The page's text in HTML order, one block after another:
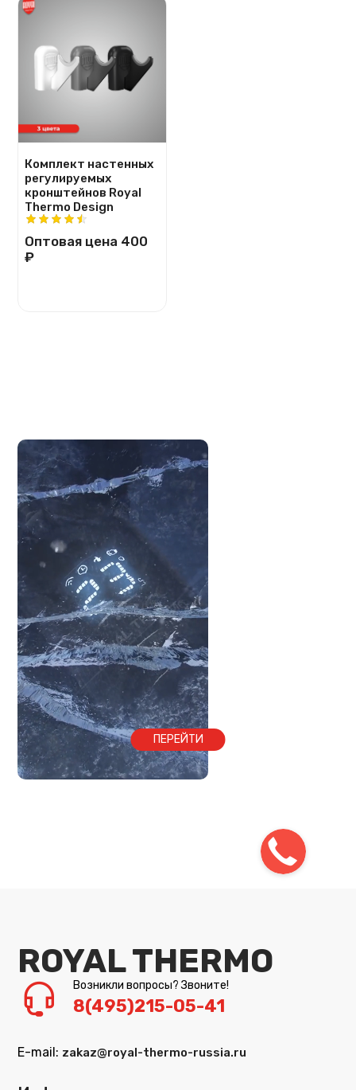
Комплект настенных
регулируемых
кронштейнов Royal
Thermo Design
Оптовая цена 400
₽
ПЕРЕЙТИ
ROYAL THERMO
Возникли вопросы? Звоните!
8(495)215-05-41
E-mail: zakaz@royal-thermo-russia.ru